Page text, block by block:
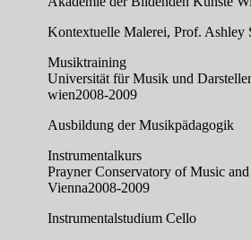
Kontextuelle Malerei, Prof. Ashley
Musiktraining
Universität für Musik und
wien2008-2009
Ausbildung der Musikpädagogik
Instrumentalkurs
Prayner Conservatory of Music
Vienna2008-2009
Instrumentalstudium Cello